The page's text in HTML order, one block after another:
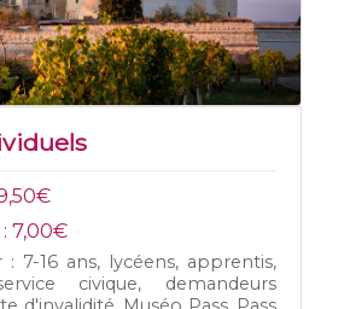
7,00€
7-16 ans, lycéens, apprentis,
civique, demandeurs